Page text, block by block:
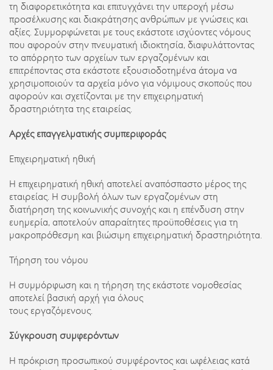
τη διαφορετικότητα και επιτυγχάνει την υπεροχή μέσω
προσέλκυσης και διακράτησης ανθρώπων με γνώσεις και
αξίες. Συμμορφώνεται με τους εκάστοτε ισχύοντες νόμους
που αφορούν στην πνευματική ιδιοκτησία, διαφυλάττοντας
το απόρρητο των αρχείων των εργαζομένων και
επιτρέποντας στα εκάστοτε εξουσιοδοτημένα άτομα να
χρησιμοποιούν τα αρχεία μόνο για νόμιμους σκοπούς που
αφορούν και σχετίζονται με την επιχειρηματική
δραστηριότητα της εταιρείας.
Αρχές επαγγελματικής συμπεριφοράς
Επιχειρηματική ηθική
Η επιχειρηματική ηθική αποτελεί αναπόσπαστο μέρος της
εταιρείας. Η συμβολή όλων των εργαζομένων στη
διατήρηση της κοινωνικής συνοχής και η επένδυση στην
ευημερία, αποτελούν απαραίτητες προϋποθέσεις για τη
μακροπρόθεσμη και βιώσιμη επιχειρηματική δραστηριότητα.
Τήρηση του νόμου
Η συμμόρφωση και η τήρηση της εκάστοτε νομοθεσίας
αποτελεί βασική αρχή για όλους
τους εργαζόμενους.
Σύγκρουση συμφερόντων
Η πρόκριση προσωπικού συμφέροντος και ωφέλειας κατά